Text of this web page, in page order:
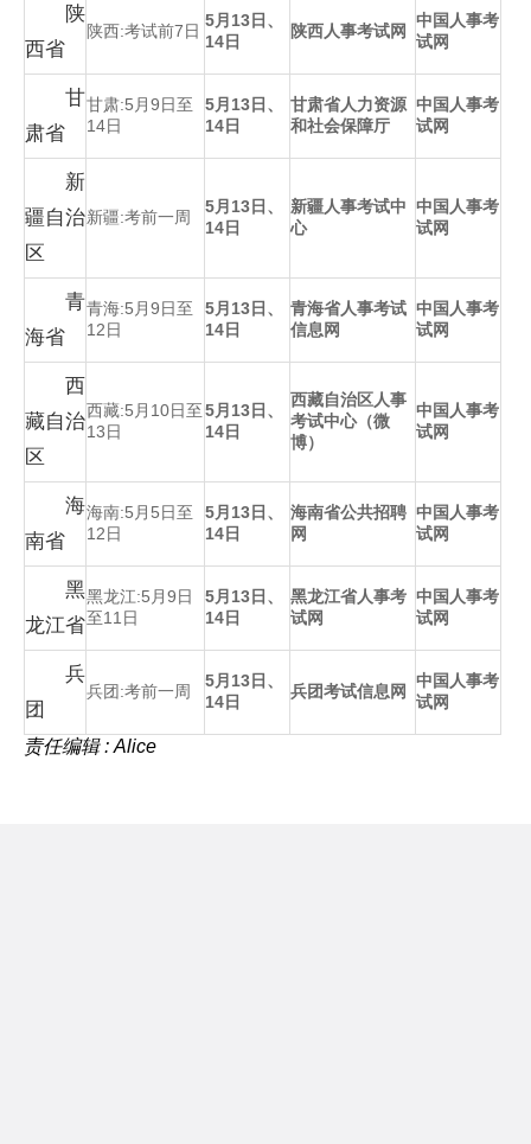
陕
西省
陕西:考试前7日
5月13日、
14日
陕西人事考试网
中国人事考
试网
甘
肃省
甘肃:5月9日至
14日
5月13日、
14日
甘肃省人力资源
和社会保障厅
中国人事考
试网
新
疆自治
区
新疆:考前一周
5月13日、
14日
新疆人事考试中
心
中国人事考
试网
青
海省
青海:5月9日至
12日
5月13日、
14日
青海省人事考试
信息网
中国人事考
试网
西
藏自治
区
西藏:5月10日至
13日
5月13日、
14日
西藏自治区人事
考试中心（微
博）
中国人事考
试网
海
南省
海南:5月5日至
12日
5月13日、
14日
海南省公共招聘
网
中国人事考
试网
黑
龙江省
黑龙江:5月9日
至11日
5月13日、
14日
黑龙江省人事考
试网
中国人事考
试网
兵
团
兵团:考前一周
5月13日、
14日
兵团考试信息网
中国人事考
试网
责任编辑 : Alice